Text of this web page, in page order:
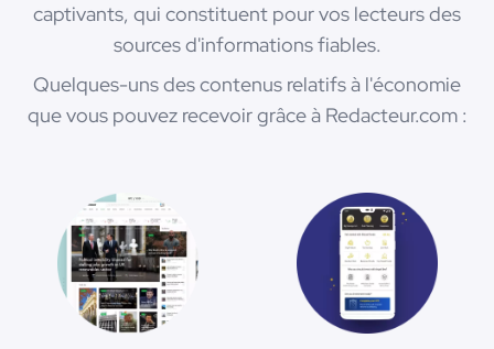
captivants, qui constituent pour vos lecteurs des
sources d'informations fiables.
Quelques-uns des contenus relatifs à l'économie
que vous pouvez recevoir grâce à Redacteur.com :